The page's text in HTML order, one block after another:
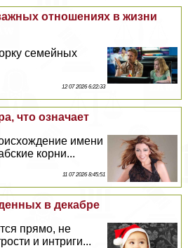
отношениях в жизни
семейных
12 07 2026 6:22:33
что означает
имени
корни...
11 07 2026 8:45:51
в декабре
прямо, не
и интриги...